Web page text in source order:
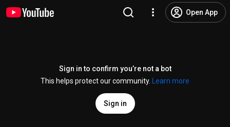
Open App
Sign in to confirm you’re not a bot
This helps protect our community.
Learn more
Sign in